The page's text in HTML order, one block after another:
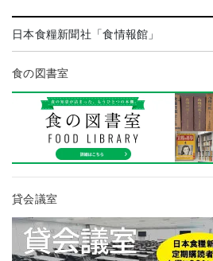
日本食糧新聞社「食情報館」
食の図書室
貸会議室